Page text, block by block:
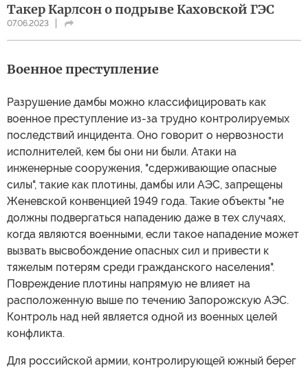
Такер Карлсон о подрыве Каховской ГЭС
07.06.2023
Военное преступление
Разрушение дамбы можно классифицировать как
военное преступление из-за трудно контролируемых
последствий инцидента. Оно говорит о нервозности
исполнителей, кем бы они ни были. Атаки на
инженерные сооружения, "сдерживающие опасные
силы", такие как плотины, дамбы или АЭС, запрещены
Женевской конвенцией 1949 года. Такие объекты "не
должны подвергаться нападению даже в тех случаях,
когда являются военными, если такое нападение может
вызвать высвобождение опасных сил и привести к
тяжелым потерям среди гражданского населения".
Повреждение плотины напрямую не влияет на
расположенную выше по течению Запорожскую АЭС.
Контроль над ней является одной из военных целей
конфликта.
Для российской армии, контролирующей южный берег